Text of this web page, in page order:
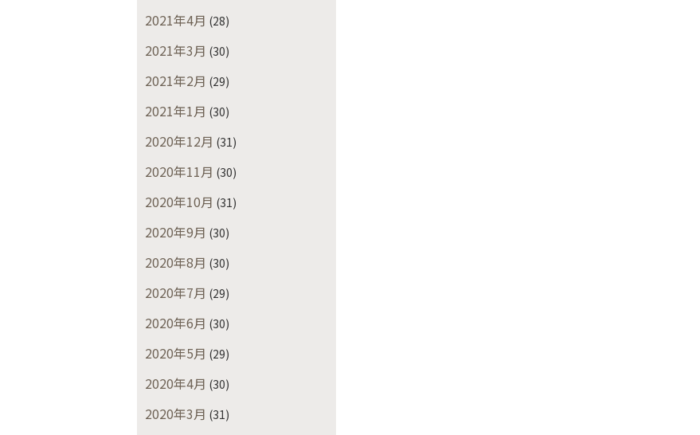
2021年4月 (28)
2021年3月 (30)
2021年2月 (29)
2021年1月 (30)
2020年12月 (31)
2020年11月 (30)
2020年10月 (31)
2020年9月 (30)
2020年8月 (30)
2020年7月 (29)
2020年6月 (30)
2020年5月 (29)
2020年4月 (30)
2020年3月 (31)